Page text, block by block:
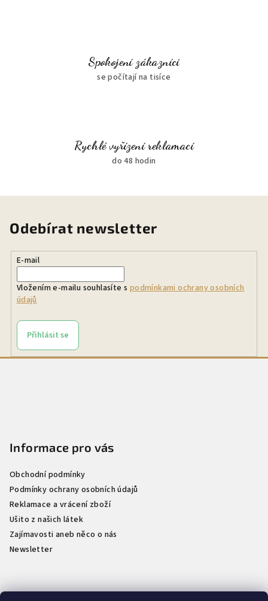
Spokojení zákazníci
se počítají na tisíce
Rychlé vyřízení reklamací
do 48 hodin
Odebírat newsletter
E-mail
Vložením e-mailu souhlasíte s podmínkami ochrany osobních
údajů
Přihlásit se
Informace pro vás
Obchodní podmínky
Podmínky ochrany osobních údajů
Reklamace a vrácení zboží
Ušito z našich látek
Zajímavosti aneb něco o nás
Newsletter